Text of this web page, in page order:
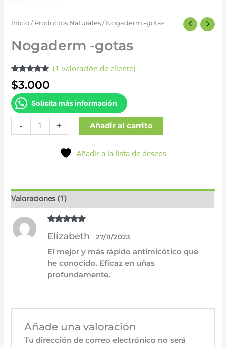
Inicio/Productos Naturales/ Nogaderm -gotas
Nogaderm -gotas
Valorado
con5.00
de 5 en
base a
1
valoración
de un
(1 valoración de cliente)
$3.000
Solicita más información
- + Añadir al carrito
Añadir a la lista de deseos
Valoraciones (1)
con5de 5
Elizabeth 27/11/2023
El mejor y más rápido antimicótico que
he conocido. Eficaz en uñas
profundamente.
Añade una valoración
Tu dirección de correo electrónico no será